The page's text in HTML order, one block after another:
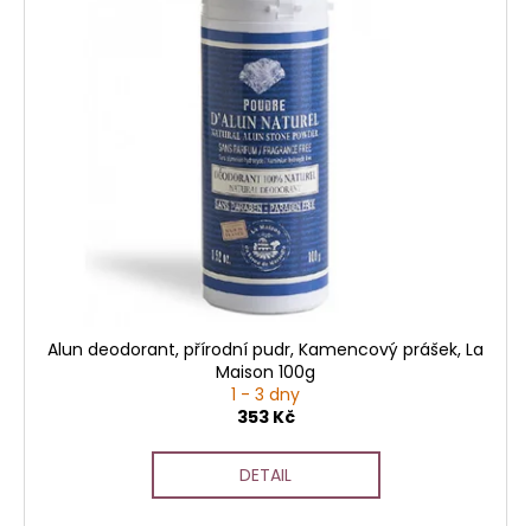
Alun deodorant, přírodní pudr, Kamencový prášek, La
Maison 100g
1 - 3 dny
353 Kč
DETAIL